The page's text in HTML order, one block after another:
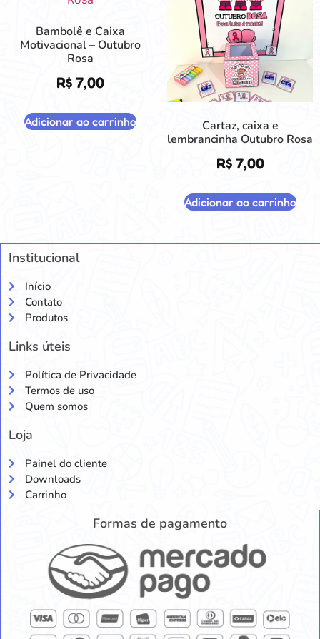
Bambolê e Caixa
Motivacional – Outubro
Rosa
R$7,00
Adicionar ao carrinho
Cartaz, caixa e
lembrancinha Outubro Rosa
R$7,00
Adicionar ao carrinho
Institucional
Início
Contato
Produtos
Links úteis
Política de Privacidade
Termos de uso
Quem somos
Loja
Painel do cliente
Downloads
Carrinho
Formas de pagamento